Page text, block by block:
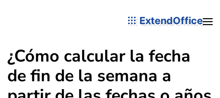
ExtendOffice
¿Cómo calcular la fecha
de fin de la semana a